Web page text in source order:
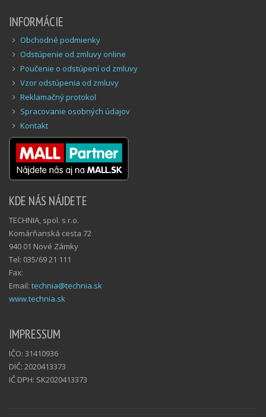
INFORMÁCIE
Obchodné podmienky
Odstúpenie od zmluvy online
Poučenie o odstúpení od zmluvy
Vzor odstúpenia od zmluvy
Reklamačný protokol
Spracovanie osobných údajov
Kontakt
KDE NÁS NÁJDETE
TECHNIA, spol. s r.o.
Komárňanská cesta 72
940 01 Nové Zámky
Tel: 035/69 21 111
Fax:
Email: technia@technia.sk
www.technia.sk
IMPRESSUM
IČO: 31410936
DIČ: 2020413373
IČ DPH: SK2020413373